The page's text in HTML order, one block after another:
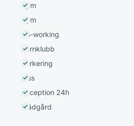
Gym
Gym
Co-working
Barnklubb
Parkering
Hiss
Reception 24h
Trädgård